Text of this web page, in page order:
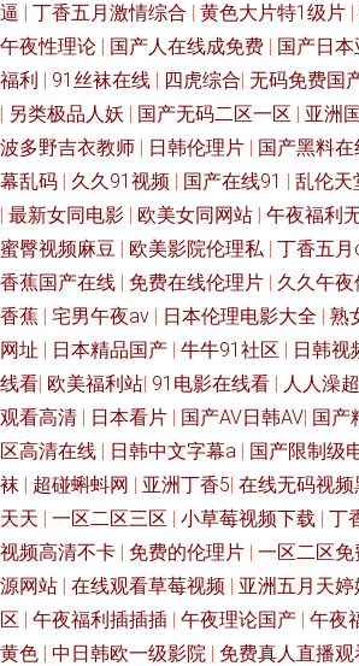
色悠悠成人无码视频 成人禁污污啪啪入口 亚洲精
公开在线 91精品牛 91视频在线观看网 91视频总站
视频网站大全 色五月五月激情网 亚洲女同性恋 美
做爱 国内超碰精品 91黑丝美女艹逼 狼伊人久久 日
网 91se激情 91理论视频 九一成人社区 蜜桃肏屄
月 婷婷激情丁香七月 91AV免费在线视频 91吃瓜
91自慰网站 国产TS重口人妖 黑丝袜AV影院 狼友
妖做爱TS 日韩三级AV 四虎东方va私人影库 一本道
先锋 国产av福利网 国产日本精品久久 老司机福利
91大神探花在线 俺去也最新 蜜桃网五月天 影音先
逼 | 丁香五月激情综合 | 黄色大片特1级片 |
午夜性理论 | 国产人在线成免费 | 国产日本
福利 | 91丝袜在线 | 四虎综合| 无码免费国
| 另类极品人妖 | 国产无码二区一区 | 亚洲
波多野吉衣教师 | 日韩伦理片 | 国产黑料
幕乱码 | 久久91视频 | 国产在线91 | 乱伦天
| 最新女同电影 | 欧美女同网站 | 午夜福利
蜜臀视频麻豆 | 欧美影院伦理私 | 丁香五
香蕉国产在线 | 免费在线伦理片 | 久久午
香蕉 | 宅男午夜av | 日本伦理电影大全 | 熟
网址 | 日本精品国产 | 牛牛91社区 | 日韩视
线看| 欧美福利站| 91电影在线看 | 人人澡
观看高清 | 日本看片 | 国产AV日韩AV| 国产
区高清在线 | 日韩中文字幕a | 国产限制级
袜 | 超碰蝌蚪网 | 亚洲丁香5| 在线无码视频
天天 | 一区二区三区 | 小草莓视频下载 | 丁
视频高清不卡 | 免费的伦理片 | 一区二区免
源网站 | 在线观看草莓视频 | 亚洲五月天婷
区 | 午夜福利插插插 | 午夜理论国产 | 午夜
黄色 | 中日韩欧一级影院 | 免费真人直播观